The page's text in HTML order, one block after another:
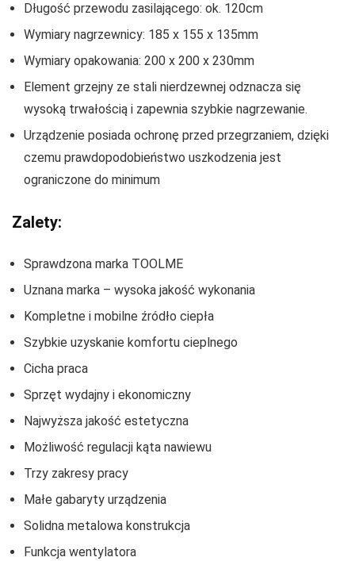
Długość przewodu zasilającego: ok. 120cm
Wymiary nagrzewnicy: 185 x 155 x 135mm
Wymiary opakowania: 200 x 200 x 230mm
Element grzejny ze stali nierdzewnej odznacza się
wysoką trwałością i zapewnia szybkie nagrzewanie.
Urządzenie posiada ochronę przed przegrzaniem, dzięki
czemu prawdopodobieństwo uszkodzenia jest
ograniczone do minimum
Zalety:
Sprawdzona marka TOOLME
Uznana marka – wysoka jakość wykonania
Kompletne i mobilne źródło ciepła
Szybkie uzyskanie komfortu cieplnego
Cicha praca
Sprzęt wydajny i ekonomiczny
Najwyższa jakość estetyczna
Możliwość regulacji kąta nawiewu
Trzy zakresy pracy
Małe gabaryty urządzenia
Solidna metalowa konstrukcja
Funkcja wentylatora